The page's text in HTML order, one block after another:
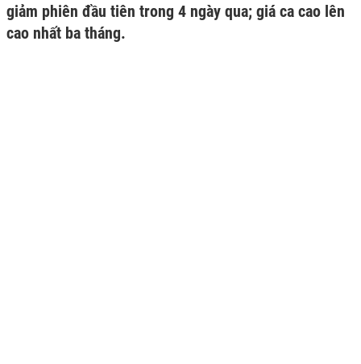
giảm phiên đầu tiên trong 4 ngày qua; giá ca cao lên
cao nhất ba tháng.